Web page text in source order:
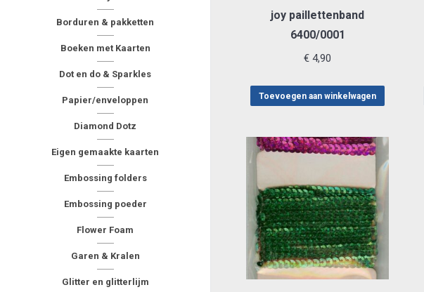
Borduren & pakketten
Boeken met Kaarten
Dot en do & Sparkles
Papier/enveloppen
Diamond Dotz
Eigen gemaakte kaarten
Embossing folders
Embossing poeder
Flower Foam
Garen & Kralen
Glitter en glitterlijm
joy paillettenband
6400/0001
€ 4,90
Toevoegen aan winkelwagen